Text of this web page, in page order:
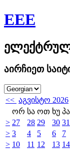
EEE
აირჩიეთ
<< აგვისტო 2026
ორ სა ოთ ხუ პა
> 27 28 29 30 31
> 3 4 5 6 7
> 10 11 12 13 14